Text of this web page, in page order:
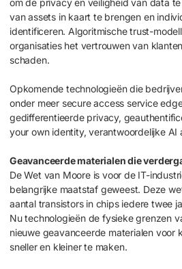
om de privacy en veiligheid van data
van assets in kaart te brengen en
identificeren. Algoritmische trust-
organisaties het vertrouwen van
schaden.
Opkomende technologieën die
onder meer secure access service
gedifferentieerde privacy,
your own identity, verantwoordelijke AI
Geavanceerde materialen die
De Wet van Moore is voor de IT-
belangrijke maatstaf geweest. Deze
aantal transistors in chips iedere twee
Nu technologieën de fysieke grenzen
nieuwe geavanceerde materialen voor
sneller en kleiner te maken.